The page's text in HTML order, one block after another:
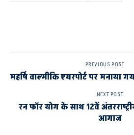
PREVIOUS POST
महर्षि वाल्मीकि एयरपोर्ट पर मनाया
NEXT POST
रन फॉर योग के साथ 12वें
आगाज